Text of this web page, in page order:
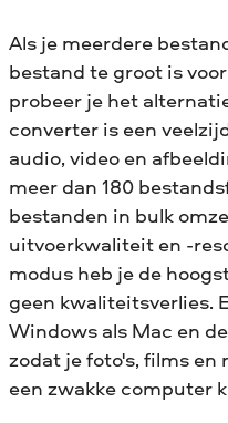
Als je meerdere
bestand te groot is
probeer je het
converter is een
audio, video en
meer dan 180
bestanden in bulk
uitvoerkwaliteit en -
modus heb je de
geen kwaliteitsverlies.
Windows als Mac en
zodat je foto's, films en
een zwakke computer